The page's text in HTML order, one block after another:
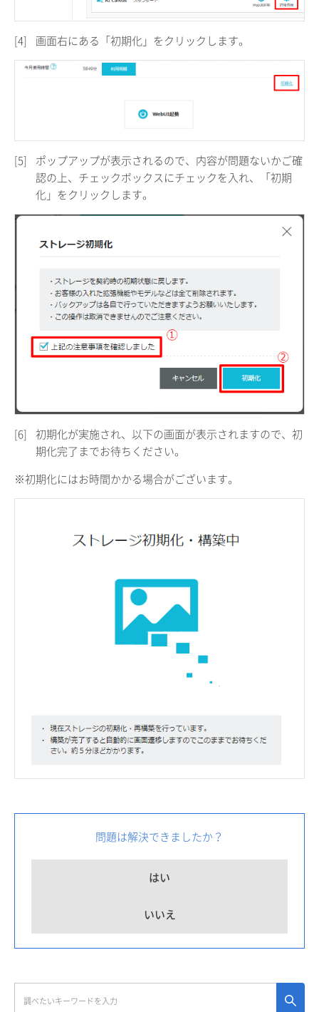
[4] 画面右にある「初期化」をクリックします。
[5]
ポップアップが表示されるので、内容が問題ないかご確
認の上、チェックボックスにチェックを入れ、「初期
化」をクリックします。
[6]
初期化が実施され、以下の画面が表示されますので、初
期化完了までお待ちください。
※初期化にはお時間かかる場合がございます。
問題は解決できましたか？
はい
いいえ